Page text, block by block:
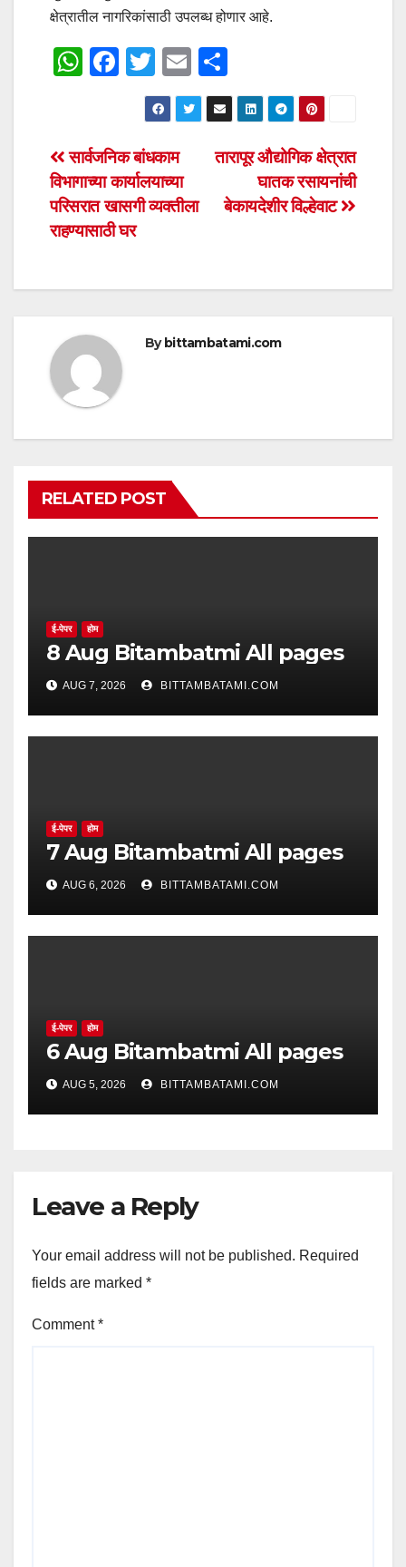
क्षेत्रातील नागरिकांसाठी उपलब्ध होणार आहे.
W
s
A
p
p
F
e
b
o
o
T
wi
tt
er
E
m
ail
h
ar
e
Post
navigation
तारापूर औद्योगिक क्षेत्रात
घातक रसायनांची
बेकायदेशीर विल्हेवाट
सार्वजनिक बांधकाम
विभागाच्या कार्यालयाच्या
परिसरात खासगी व्यक्तीला
राहण्यासाठी घर
Bybittambatami.com
RELATED POST
ई-पेपर होम
8 Aug Bitambatmi All pages
AUG 7, 2026 BITTAMBATAMI.COM
ई-पेपर होम
7 Aug Bitambatmi All pages
AUG 6, 2026 BITTAMBATAMI.COM
ई-पेपर होम
6 Aug Bitambatmi All pages
AUG 5, 2026 BITTAMBATAMI.COM
Leave a Reply
Your email address will not be published. Required
fields are marked *
Comment*